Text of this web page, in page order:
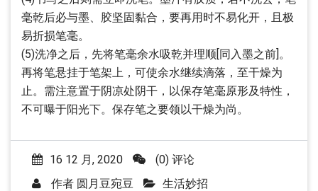
毫乾后必与墨、胶坚固黏合，要再用时不易化开，且极
易折损笔毫。
(5)洗净之后，先将笔毫余水吸乾并理顺[同入墨之前]。
再将笔悬挂于笔架上，可使余水继续滴落，至干燥为
止。需注意置于阴凉处阴干，以保存笔毫原形及特性，
不可曝于阳光下。保存笔之要领以干燥为尚。
16 12 月, 2020
(0) 评论
作者 圆月豆宛豆 生活妙招